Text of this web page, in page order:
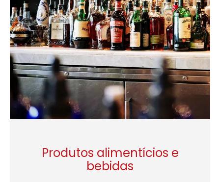
Produtos alimentícios e
bebidas